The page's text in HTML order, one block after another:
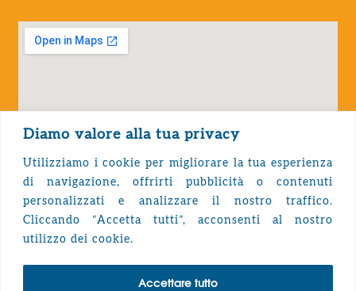
Diamo valore alla tua privacy
Utilizziamo i cookie per migliorare la tua esperienza
di navigazione, offrirti pubblicità o contenuti
personalizzati e analizzare il nostro traffico.
Cliccando “Accetta tutti”, acconsenti al nostro
utilizzo dei cookie.
Accettare tutto
Privacy Policy